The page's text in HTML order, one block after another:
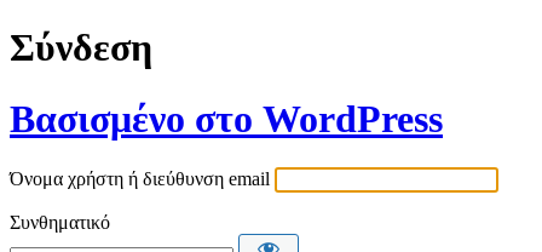
Σύνδεση
Βασισμένο στο WordPress
Όνομα χρήστη ή διεύθυνση email
Συνθηματικό